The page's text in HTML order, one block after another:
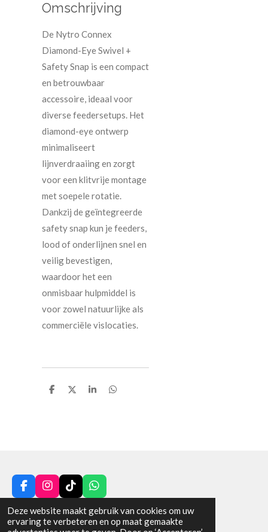
Deze website maakt gebruik van cookies om uw
ervaring te verbeteren en op maat gemaakte
Omschrijving
De Nytro Connex
Diamond-Eye Swivel +
Safety Snap is een compact
en betrouwbaar
accessoire, ideaal voor
diverse feedersetups. Het
diamond-eye ontwerp
minimaliseert
lijnverdraaiing en zorgt
voor een klitvrije montage
met soepele rotatie.
Dankzij de geïntegreerde
safety snap kun je feeders,
lood of onderlijnen snel en
veilig bevestigen,
waardoor het een
onmisbaar hulpmiddel is
voor zowel natuurlijke als
commerciële vislocaties.
D
D
S
D
F
a
c
e
I
n
s
t
T
i
k
T
W
h
a
t
© 2025 - 2026 VAN DE POL HENGELSPORT
Powered byJouwWeb